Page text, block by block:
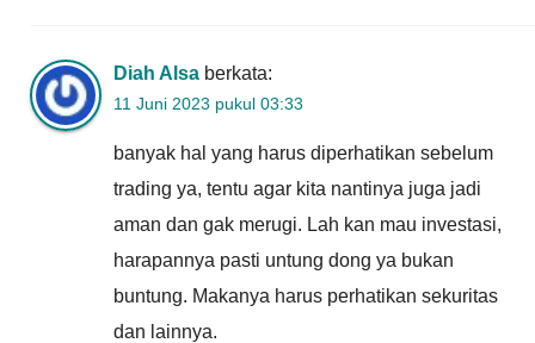
Diah Alsa berkata:
11 Juni 2023 pukul 03:33
banyak hal yang harus diperhatikan sebelum
trading ya, tentu agar kita nantinya juga jadi
aman dan gak merugi. Lah kan mau investasi,
harapannya pasti untung dong ya bukan
buntung. Makanya harus perhatikan sekuritas
dan lainnya.